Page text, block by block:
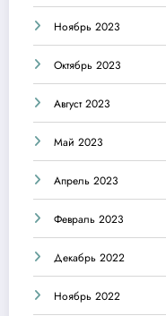
Ноябрь 2023
Октябрь 2023
Август 2023
Май 2023
Апрель 2023
Февраль 2023
Декабрь 2022
Ноябрь 2022